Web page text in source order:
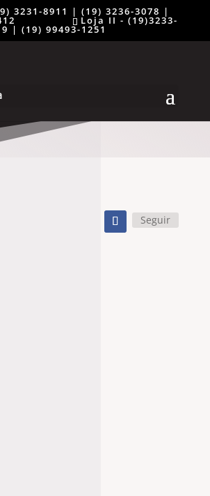
3231-8911 | (19) 3236-3078 |
⠀⠀⠀⠀⠀⠀ Loja II - (19)3233-
| (19) 99493-1251
Seguir